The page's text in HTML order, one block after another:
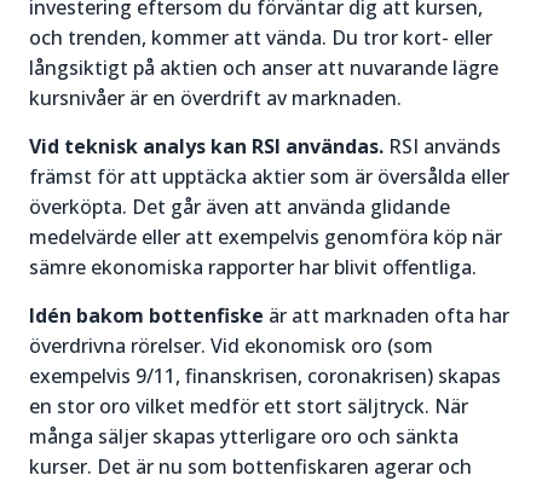
investering eftersom du förväntar dig att kursen,
och trenden, kommer att vända. Du tror kort- eller
långsiktigt på aktien och anser att nuvarande lägre
kursnivåer är en överdrift av marknaden.
Vid teknisk analys kan RSI användas. RSI används
främst för att upptäcka aktier som är översålda eller
överköpta. Det går även att använda glidande
medelvärde eller att exempelvis genomföra köp när
sämre ekonomiska rapporter har blivit offentliga.
Idén bakom bottenfiske är att marknaden ofta har
överdrivna rörelser. Vid ekonomisk oro (som
exempelvis 9/11, finanskrisen, coronakrisen) skapas
en stor oro vilket medför ett stort säljtryck. När
många säljer skapas ytterligare oro och sänkta
kurser. Det är nu som bottenfiskaren agerar och